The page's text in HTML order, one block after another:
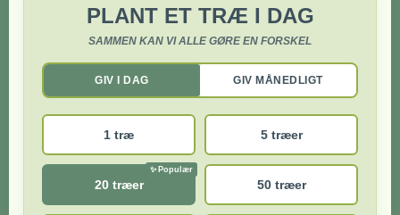
PLANT ET TRÆ I DAG
SAMMEN KAN VI ALLE GØRE EN FORSKEL
GIV I DAG GIV MÅNEDLIGT
1 træ 5 træer
20 træer 50 træer